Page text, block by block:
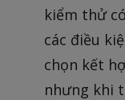
kiểm thử
các điều
chọn kết
nhưng khi